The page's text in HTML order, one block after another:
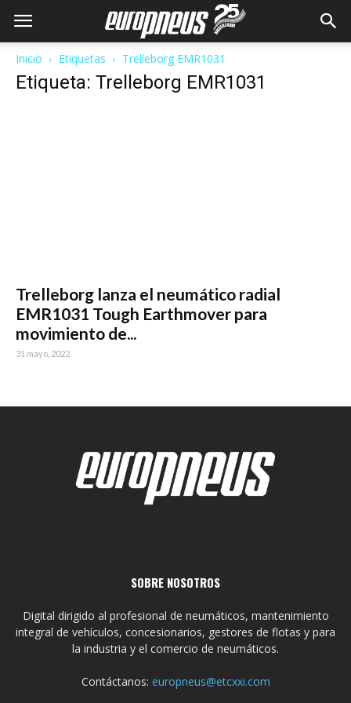
Inicio Etiquetas Trelleborg EMR1031
Etiqueta: Trelleborg EMR1031
Trelleborg lanza el neumático radial
EMR1031 Tough Earthmover para
movimiento de...
31 mayo, 2022
SOBRE NOSOTROS
Digital dirigido al profesional de neumáticos, mantenimiento
integral de vehículos, concesionarios, gestores de flotas y para
la industria y el comercio de neumáticos.
Contáctanos: europneus@etcxxi.com